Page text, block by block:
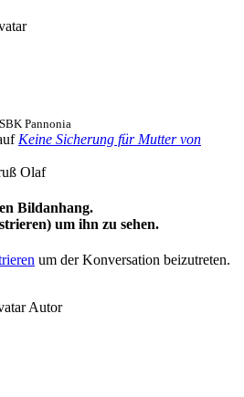
SBK Pannonia
Keine Sicherung für Mutter von
Olaf
Bildanhang.
um ihn zu sehen.
um der Konversation beizutreten.
Autor